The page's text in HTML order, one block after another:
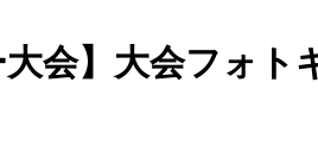
大会】大会フォト